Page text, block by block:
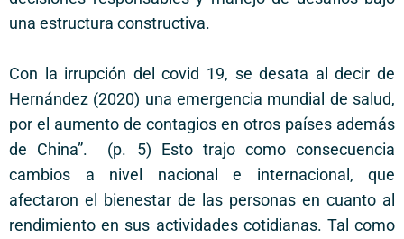
una estructura constructiva.
Con la irrupción del covid 19, se desata al decir de
Hernández (2020) una emergencia mundial de salud,
por el aumento de contagios en otros países además
de China”. (p. 5) Esto trajo como consecuencia
cambios a nivel nacional e internacional, que
afectaron el bienestar de las personas en cuanto al
rendimiento en sus actividades cotidianas. Tal como